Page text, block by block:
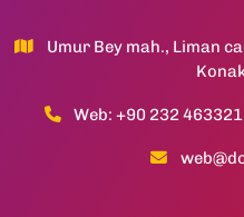
Umur Bey mah., Liman
Web: +90 232